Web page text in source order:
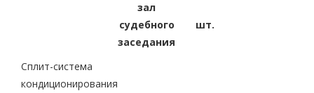
зал
судебного
заседания
шт.
Сплит-система
кондиционирования